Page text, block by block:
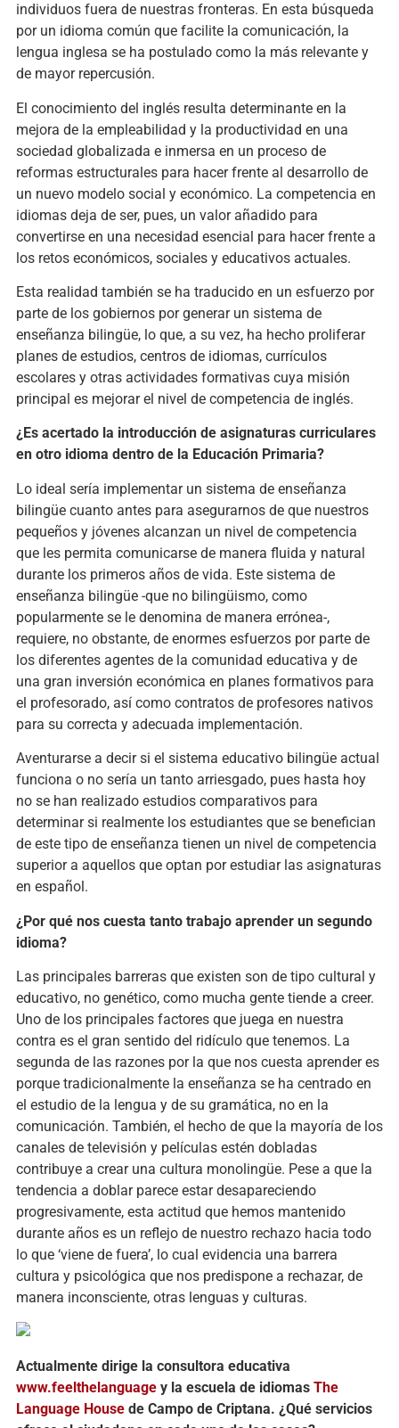
individuos fuera de nuestras fronteras. En esta búsqueda
por un idioma común que facilite la comunicación, la
lengua inglesa se ha postulado como la más relevante y
de mayor repercusión.
El conocimiento del inglés resulta determinante en la
mejora de la empleabilidad y la productividad en una
sociedad globalizada e inmersa en un proceso de
reformas estructurales para hacer frente al desarrollo de
un nuevo modelo social y económico. La competencia en
idiomas deja de ser, pues, un valor añadido para
convertirse en una necesidad esencial para hacer frente a
los retos económicos, sociales y educativos actuales.
Esta realidad también se ha traducido en un esfuerzo por
parte de los gobiernos por generar un sistema de
enseñanza bilingüe, lo que, a su vez, ha hecho proliferar
planes de estudios, centros de idiomas, currículos
escolares y otras actividades formativas cuya misión
principal es mejorar el nivel de competencia de inglés.
¿Es acertado la introducción de asignaturas curriculares
en otro idioma dentro de la Educación Primaria?
Lo ideal sería implementar un sistema de enseñanza
bilingüe cuanto antes para asegurarnos de que nuestros
pequeños y jóvenes alcanzan un nivel de competencia
que les permita comunicarse de manera fluida y natural
durante los primeros años de vida. Este sistema de
enseñanza bilingüe -que no bilingüismo, como
popularmente se le denomina de manera errónea-,
requiere, no obstante, de enormes esfuerzos por parte de
los diferentes agentes de la comunidad educativa y de
una gran inversión económica en planes formativos para
el profesorado, así como contratos de profesores nativos
para su correcta y adecuada implementación.
Aventurarse a decir si el sistema educativo bilingüe actual
funciona o no sería un tanto arriesgado, pues hasta hoy
no se han realizado estudios comparativos para
determinar si realmente los estudiantes que se benefician
de este tipo de enseñanza tienen un nivel de competencia
superior a aquellos que optan por estudiar las asignaturas
en español.
¿Por qué nos cuesta tanto trabajo aprender un segundo
idioma?
Las principales barreras que existen son de tipo cultural y
educativo, no genético, como mucha gente tiende a creer.
Uno de los principales factores que juega en nuestra
contra es el gran sentido del ridículo que tenemos. La
segunda de las razones por la que nos cuesta aprender es
porque tradicionalmente la enseñanza se ha centrado en
el estudio de la lengua y de su gramática, no en la
comunicación. También, el hecho de que la mayoría de los
canales de televisión y películas estén dobladas
contribuye a crear una cultura monolingüe. Pese a que la
tendencia a doblar parece estar desapareciendo
progresivamente, esta actitud que hemos mantenido
durante años es un reflejo de nuestro rechazo hacia todo
lo que ‘viene de fuera’, lo cual evidencia una barrera
cultura y psicológica que nos predispone a rechazar, de
manera inconsciente, otras lenguas y culturas.
Actualmente dirige la consultora educativa
www.feelthelanguagey la escuela de idiomas The
Language Housede Campo de Criptana. ¿Qué servicios